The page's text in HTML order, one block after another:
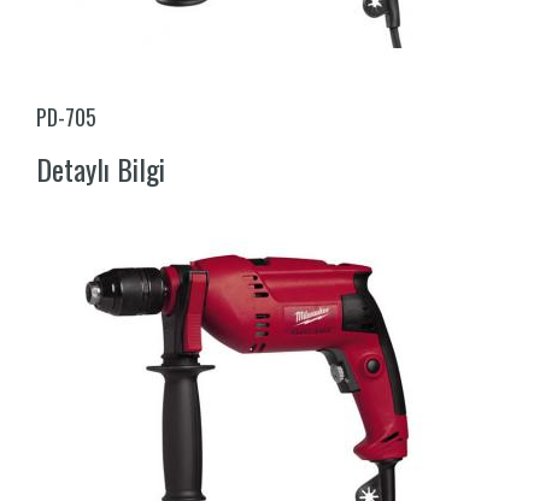
PD-705
Detaylı Bilgi